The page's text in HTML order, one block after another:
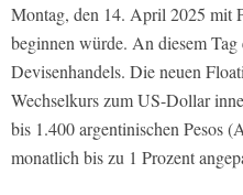
Montag, den 14. April 2025 mit
beginnen würde. An diesem Tag
Devisenhandels. Die neuen
Wechselkurs zum US-Dollar
bis 1.400 argentinischen Pesos
monatlich bis zu 1 Prozent